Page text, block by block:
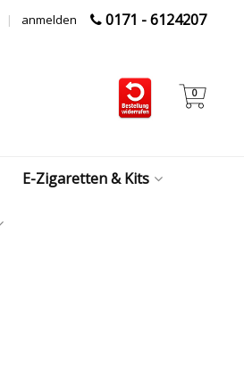
0171 - 6124207
anmelden
|
0
E-Zigaretten & Kits